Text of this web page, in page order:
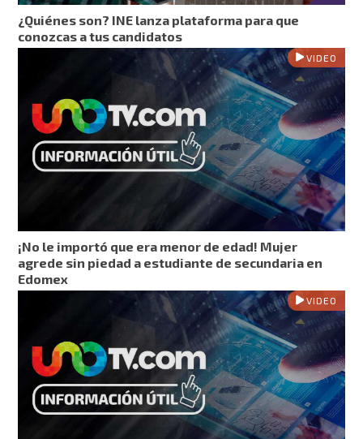
¿Quiénes son? INE lanza plataforma para que
conozcas a tus candidatos
VIDEO
¡No le importó que era menor de edad! Mujer
agrede sin piedad a estudiante de secundaria en
Edomex
VIDEO